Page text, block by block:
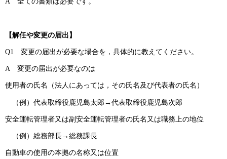
【解任や変更の届出】
Q1 変更の届出が必要な場合を，具体的に教えてください。
A 変更の届出が必要なのは
使用者の氏名（法人にあっては，その氏名及び代表者の氏名）
（例） 代表取締役鹿児島太郎→代表取締役鹿児島次郎
安全運転管理者又は副安全運転管理者の氏名又は職務上の地位
（例） 総務部長→総務課長
自動車の使用の本拠の名称又は位置